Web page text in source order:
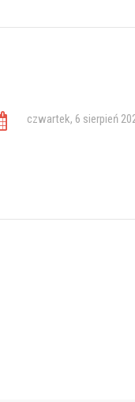
czwartek, 6 sierpień